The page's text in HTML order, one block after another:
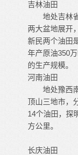
吉林油田
地处吉林省
两大盆地展开
新民两个油田
年产原油350
的生产规模。
河南油田
地处豫西南
顶山三地市，
14个油田，探
方公里。
长庆油田